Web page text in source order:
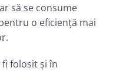
să se consume
o eficienţă mai
folosit şi în